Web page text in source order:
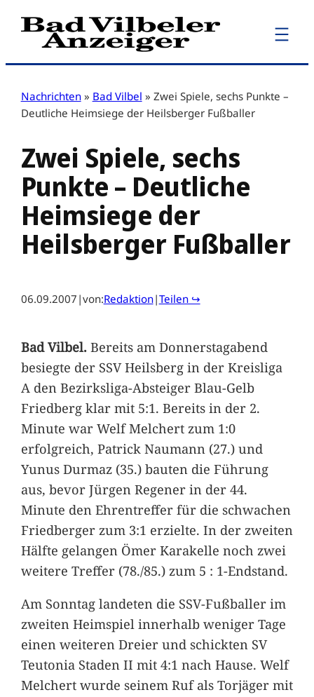
Zum
Inhalt
Nachrichten » Bad Vilbel » Zwei Spiele, sechs Punkte –
Deutliche Heimsiege der Heilsberger Fußballer
Zwei Spiele, sechs
Punkte – Deutliche
Heimsiege der
Heilsberger Fußballer
06.09.2007 |von:Redaktion|Teilen ↪
Bad Vilbel.Bereits am Donnerstagabend
besiegte der SSV Heilsberg in der Kreisliga
A den Bezirksliga-Absteiger Blau-Gelb
Friedberg klar mit 5:1. Bereits in der 2.
Minute war Welf Melchert zum 1:0
erfolgreich, Patrick Naumann (27.) und
Yunus Durmaz (35.) bauten die Führung
aus, bevor Jürgen Regener in der 44.
Minute den Ehrentreffer für die schwachen
Friedberger zum 3:1 erzielte. In der zweiten
Hälfte gelangen Ömer Karakelle noch zwei
weitere Treffer (78./85.) zum 5 : 1-Endstand.
Am Sonntag landeten die SSV-Fußballer im
zweiten Heimspiel innerhalb weniger Tage
einen weiteren Dreier und schickten SV
Teutonia Staden II mit 4:1 nach Hause. Welf
Melchert wurde seinem Ruf als Torjäger mit